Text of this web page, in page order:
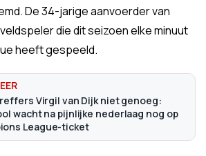
De 34-jarige aanvoerder van
die dit seizoen elke minuut
heeft gespeeld.
Virgil van Dijk niet genoeg:
wacht na pijnlijke nederlaag nog op
League-ticket